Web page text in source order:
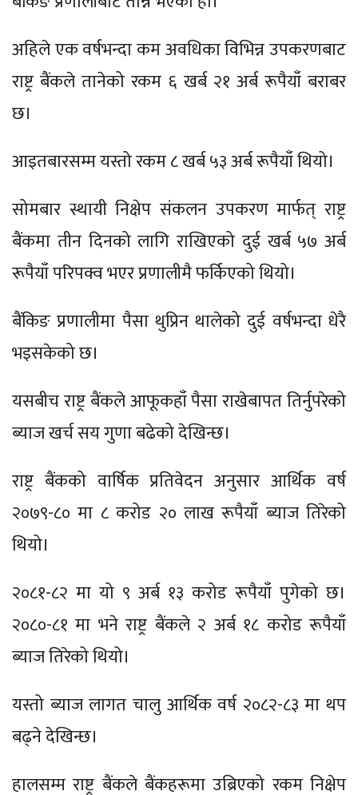
अहिले एक वर्षभन्दा कम अवधिका विभिन्न उपकरणबाट
राष्ट्र बैंकले तानेको रकम ६ खर्ब २१ अर्ब रूपैयाँ बराबर
छ।
आइतबारसम्म यस्तो रकम ८ खर्ब ५३ अर्ब रूपैयाँ थियो।
सोमबार स्थायी निक्षेप संकलन उपकरण मार्फत् राष्ट्र
बैंकमा तीन दिनको लागि राखिएको दुई खर्ब ५७ अर्ब
रूपैयाँ परिपक्व भएर प्रणालीमै फर्किएको थियो।
बैंकिङ प्रणालीमा पैसा थुप्रिन थालेको दुई वर्षभन्दा धेरै
भइसकेको छ।
यसबीच राष्ट्र बैंकले आफूकहाँ पैसा राखेबापत तिर्नुपरेको
ब्याज खर्च सय गुणा बढेको देखिन्छ।
राष्ट्र बैंकको वार्षिक प्रतिवेदन अनुसार आर्थिक वर्ष
२०७९-८० मा ८ करोड २० लाख रूपैयाँ ब्याज तिरेको
थियो।
२०८१-८२ मा यो ९ अर्ब १३ करोड रूपैयाँ पुगेको छ।
२०८०-८१ मा भने राष्ट्र बैंकले २ अर्ब १८ करोड रूपैयाँ
ब्याज तिरेको थियो।
यस्तो ब्याज लागत चालु आर्थिक वर्ष २०८२-८३ मा थप
बढ्ने देखिन्छ।
हालसम्म राष्ट्र बैंकले बैंकहरूमा उब्रिएको रकम निक्षेप